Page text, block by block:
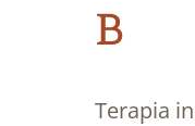
B
Terapia